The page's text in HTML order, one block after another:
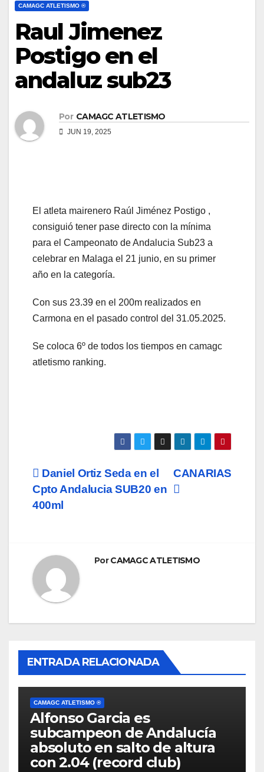
CAMAGC ATLETISMO ®
Raul Jimenez
Postigo en el
andaluz sub23
Por CAMAGC ATLETISMO
JUN 19, 2025
El atleta mairenero Raúl Jiménez Postigo ,
consiguió tener pase directo con la mínima
para el Campeonato de Andalucia Sub23 a
celebrar en Malaga el 21 junio, en su primer
año en la categoría.
Con sus 23.39 en el 200m realizados en
Carmona en el pasado control del 31.05.2025.
Se coloca 6º de todos los tiempos en camagc
atletismo ranking.
Navegación
de
CANARIAS
Daniel Ortiz Seda en el
Cpto Andalucia SUB20 en
400ml
PorCAMAGC ATLETISMO
ENTRADA RELACIONADA
CAMAGC ATLETISMO ®
Alfonso Garcia es
subcampeon de Andalucía
absoluto en salto de altura
con 2.04 (record club)